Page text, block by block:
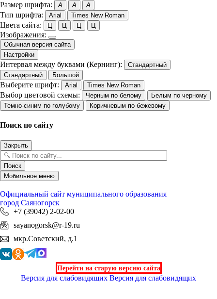
Размер шрифта: A A A
Тип шрифта: Arial Times New Roman
Цвета сайта: Ц Ц Ц Ц
Изображения:
Обычная версия сайта
Настройки
Интервал между буквами (Кернинг):
Стандартный
Стандартный
Большой
Выберите шрифт: Arial Times New Roman
Выбор цветовой схемы: Черным по белому
Белым по черному
Темно-синим по голубому
Коричневым по бежевому
Поиск по сайту
Закрыть
Поиск
Мобильное меню
Официальный сайт муниципального образования
город Саяногорск
+7 (39042) 2-02-00
sayanogorsk@r-19.ru
мкр.Советский, д.1
Перейти на старую версию сайта
Версия для слабовидящих Версия для слабовидящих